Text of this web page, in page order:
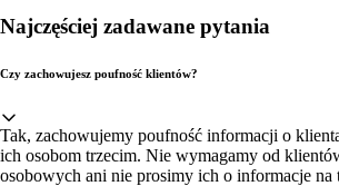
Najczęściej zadawane pytania
Czy zachowujesz poufność klientów?
Tak, zachowujemy poufność informacji o
ich osobom trzecim. Nie wymagamy od
osobowych ani nie prosimy ich o informacje na